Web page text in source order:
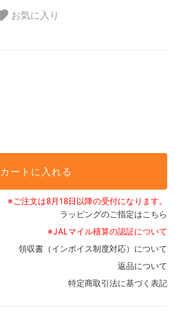
お気に入り
カートに入れる
※ご注文は8月18日以降の受付になります。
ラッピングのご指定はこちら
※JALマイル積算の認証について
領収書（インボイス制度対応）について
返品について
特定商取引法に基づく表記